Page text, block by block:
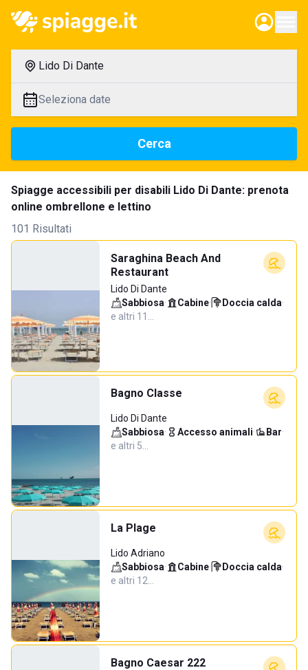
Lido Di Dante
Seleziona date
Cerca
Spiagge accessibili per disabili Lido Di Dante: prenota
online ombrellone e lettino
101 Risultati
Saraghina Beach And
Restaurant
Lido Di Dante
Sabbiosa· Cabine· Doccia calda·
e altri 11…
Bagno Classe
Lido Di Dante
Sabbiosa· Accesso animali· Bar·
e altri 5…
La Plage
Lido Adriano
Sabbiosa· Cabine· Doccia calda·
e altri 12…
Bagno Caesar 222